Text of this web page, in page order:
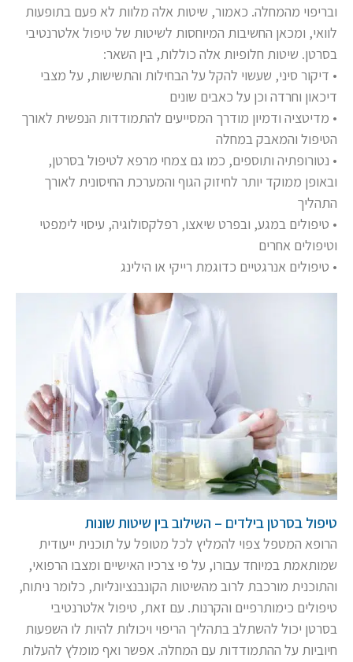
ובריפוי מהמחלה. כאמור, שיטות אלה מלוות לא פעם בתופעות
לוואי, ומכאן החשיבות המיוחסות לשיטות של טיפול אלטרנטיבי
בסרטן. שיטות חלופיות אלה כוללות, בין השאר:
• דיקור סיני, שעשוי להקל על הבחילות והתשישות, על מצבי
דיכאון וחרדה וכן על כאבים שונים
• מדיטציה ודמיון מודרך המסייעים להתמודדות הנפשית לאורך
הטיפול והמאבק במחלה
• נטורופתיה ותוספים, כמו גם צמחי מרפא לטיפול בסרטן,
ובאופן ממוקד יותר לחיזוק הגוף והמערכת החיסונית לאורך
התהליך
• טיפולים במגע, ובפרט שיאצו, רפלקסולוגיה, עיסוי לימפטי
וטיפולים אחרים
• טיפולים אנרגטיים כדוגמת רייקי או הילינג
טיפול בסרטן בילדים – השילוב בין שיטות שונות
הרופא המטפל צפוי להמליץ לכל מטופל על תוכנית ייעודית
שמותאמת במיוחד עבורו, על פי צרכיו האישיים ומצבו הרפואי,
והתוכנית מורכבת לרוב מהשיטות הקונבנציונליות, כלומר ניתוח,
טיפולים כימותרפיים והקרנות. עם זאת, טיפול אלטרנטיבי
בסרטן יכול להשתלב בתהליך הריפוי ויכולות להיות לו השפעות
חיוביות על ההתמודדות עם המחלה. אפשר ואף מומלץ להעלות